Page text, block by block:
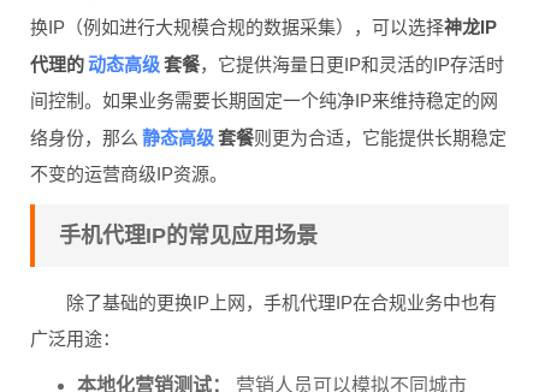
换IP（例如进行大规模合规的数据采集），可以选择神龙IP
代理的动态高级套餐，它提供海量日更IP和灵活的IP存活时
间控制。如果业务需要长期固定一个纯净IP来维持稳定的网
络身份，那么 静态高级套餐则更为合适，它能提供长期稳定
不变的运营商级IP资源。
手机代理IP的常见应用场景
除了基础的更换IP上网，手机代理IP在合规业务中也有
广泛用途：
本地化营销测试：
营销人员可以模拟不同城市